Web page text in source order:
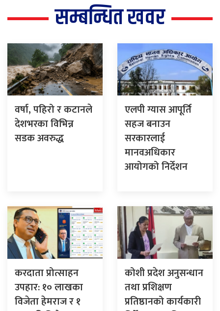
सम्बन्धित खवर
वर्षा, पहिरो र कटानले
देशभरका विभिन्न
सडक अवरुद्ध
एलपी ग्यास आपूर्ति
सहज बनाउन
सरकारलाई
मानवअधिकार
आयोगको निर्देशन
करदाता प्रोत्साहन
उपहार: १० लाखका
विजेता हेमराज र १
कोशी प्रदेश अनुसन्धान
तथा प्रशिक्षण
प्रतिष्ठानको कार्यकारी